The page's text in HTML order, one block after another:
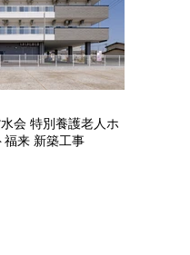
会 特別養護老人ホ
福来 新築工事